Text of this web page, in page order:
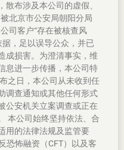
布涉及本公司的虚假、
北京市公安局朝阳分局
司客户“存在被核查风
，足以误导公众，并已
成损害。为澄清事实，维
息进一步传播，本公司特
之日，本公司从未收到任
调查通知或其他任何形式
公安机关立案调查或正在
本公司始终坚持依法、合
用的法律法规及监管要
恐怖融资（CFT）以及客